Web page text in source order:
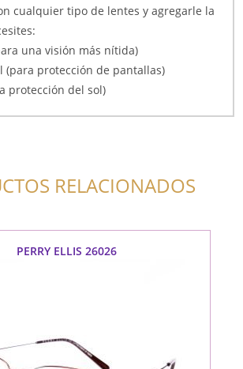
cualquier tipo de lentes y agregarle la
una visión más nítida)
(para protección de pantallas)
protección del sol)
RELACIONADOS
PERRY ELLIS 26026